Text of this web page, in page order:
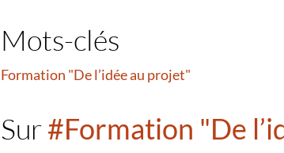
Mots-clés
Formation "De l’idée au projet"
Sur #Formation "De